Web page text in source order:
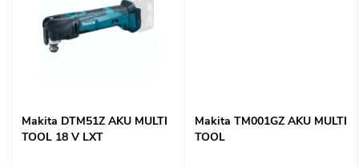
vysoké otáčky 11 000 min⁻¹,
ergonomický dizajn a
elektronickú ochranu proti
Makita DTM51Z AKU MULTI
TOOL 18 V LXT
Makita TM001GZ AKU MULTI
TOOL